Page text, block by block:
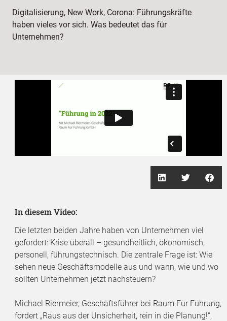
Digitalisierung, New Work, Corona: Führungskräfte
haben vieles vor sich. Was bedeutet das für
Unternehmen?
In diesem Video:
Die letzten beiden Jahre haben von Unternehmen viel
gefordert: Krise überall – gesundheitlich, ökonomisch,
personell, führungstechnisch. Die zentrale Frage ist: Wie
sehen neue Geschäftsmodelle aus und wann, wie und wo
sollten Unternehmen jetzt nachsteuern?
Michael Riermeier, Geschäftsführer bei Raum Für Führung,
fordert „Raus aus der Unsicherheit, rein in die Planung!“,